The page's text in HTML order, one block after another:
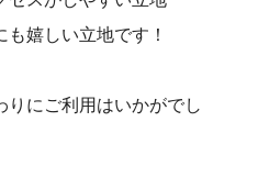
嬉しい立地です！
りにご利用はいかがでし